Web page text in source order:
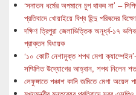
‘সনাতন ধর্মের অপমানে চুপ থাকব না’ –
প্রতিবাদে খোয়াইয়ে বিশ্ব হিন্দু পরিষদের
দক্ষিণ ত্রিপুরা জেলাভিত্তিক অনূর্ধ্ব-১৭
প্রাক্তন বিধায়ক
‘১০ কোটি নেশামুক্ত শপথ মেগা
সম্মিলিত উদ্যোগের আহ্বান, শপথ নিলেন
লেফুঙ্গাতে পঞ্চাশ কানি জমিতে মেগা